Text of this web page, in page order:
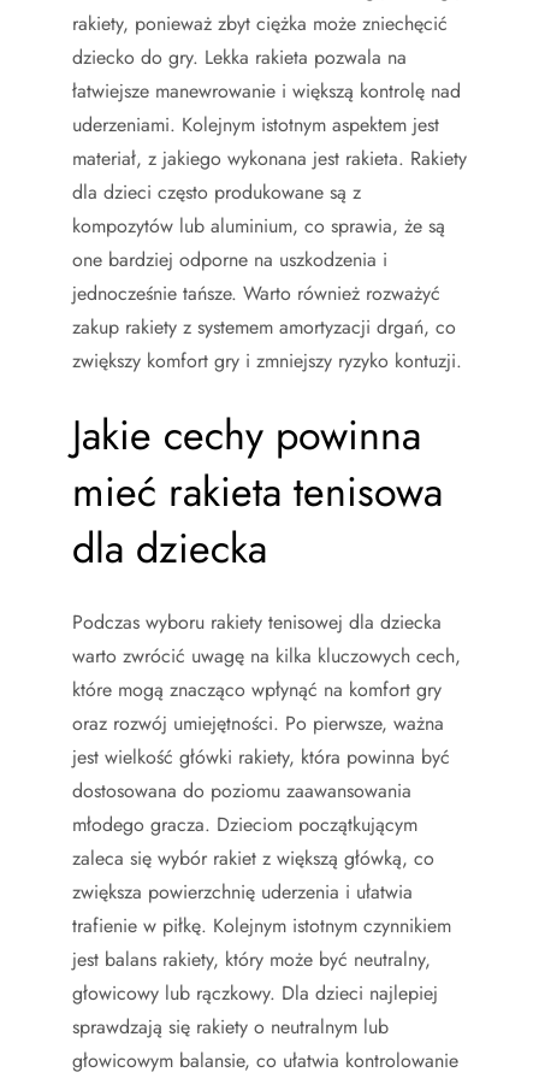
rakiety, ponieważ zbyt ciężka może zniechęcić
dziecko do gry. Lekka rakieta pozwala na
łatwiejsze manewrowanie i większą kontrolę nad
uderzeniami. Kolejnym istotnym aspektem jest
materiał, z jakiego wykonana jest rakieta. Rakiety
dla dzieci często produkowane są z
kompozytów lub aluminium, co sprawia, że są
one bardziej odporne na uszkodzenia i
jednocześnie tańsze. Warto również rozważyć
zakup rakiety z systemem amortyzacji drgań, co
zwiększy komfort gry i zmniejszy ryzyko kontuzji.
Jakie cechy powinna
mieć rakieta tenisowa
dla dziecka
Podczas wyboru rakiety tenisowej dla dziecka
warto zwrócić uwagę na kilka kluczowych cech,
które mogą znacząco wpłynąć na komfort gry
oraz rozwój umiejętności. Po pierwsze, ważna
jest wielkość główki rakiety, która powinna być
dostosowana do poziomu zaawansowania
młodego gracza. Dzieciom początkującym
zaleca się wybór rakiet z większą główką, co
zwiększa powierzchnię uderzenia i ułatwia
trafienie w piłkę. Kolejnym istotnym czynnikiem
jest balans rakiety, który może być neutralny,
głowicowy lub rączkowy. Dla dzieci najlepiej
sprawdzają się rakiety o neutralnym lub
głowicowym balansie, co ułatwia kontrolowanie